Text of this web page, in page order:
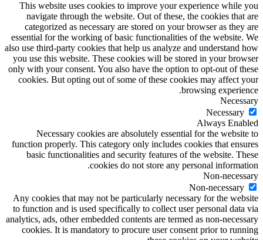
This website uses cookies to improve your experience while you
navigate through the website. Out of these, the cookies that are
categorized as necessary are stored on your browser as they are
essential for the working of basic functionalities of the website. We
also use third-party cookies that help us analyze and understand how
you use this website. These cookies will be stored in your browser
only with your consent. You also have the option to opt-out of these
cookies. But opting out of some of these cookies may affect your
browsing experience.
Necessary
Necessary
Always Enabled
Necessary cookies are absolutely essential for the website to
function properly. This category only includes cookies that ensures
basic functionalities and security features of the website. These
cookies do not store any personal information.
Non-necessary
Non-necessary
Any cookies that may not be particularly necessary for the website
to function and is used specifically to collect user personal data via
analytics, ads, other embedded contents are termed as non-necessary
cookies. It is mandatory to procure user consent prior to running